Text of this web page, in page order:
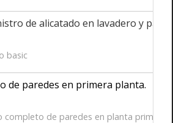
de alicatado en lavadero y
basic
de paredes en primera planta.
completo de paredes en planta primera.